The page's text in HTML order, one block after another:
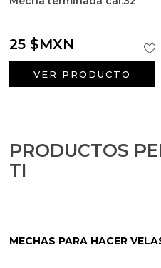
25 $MXN
VER PRODUCTO
PRODUCTOS
TI
MECHAS PARA HACER